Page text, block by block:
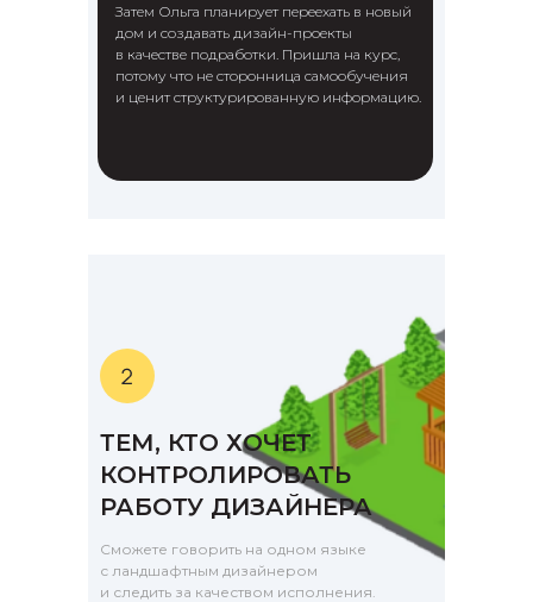
ТЕМ, КТО ХОЧЕТ
КОНТРОЛИРОВАТЬ
РАБОТУ ДИЗАЙНЕРА
Сможете говорить на одном языке
с ландшафтным дизайнером
и следить за качеством исполнения.
Затем Ольга планирует переехать в новый
дом и создавать дизайн-проекты
в качестве подработки. Пришла на курс,
потому что не сторонница самообучения
и ценит структурированную информацию.